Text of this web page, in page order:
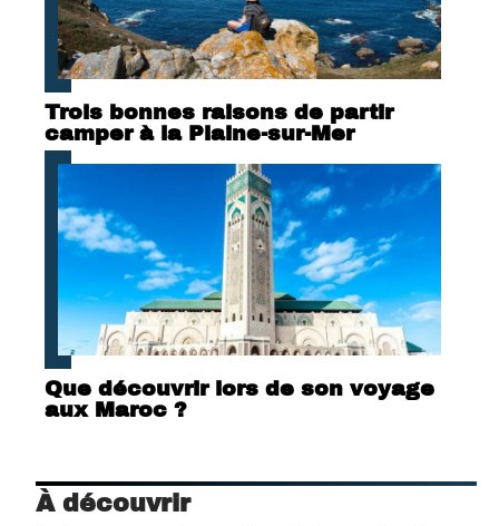
Trois bonnes raisons de partir
camper à la Plaine-sur-Mer
Que découvrir lors de son voyage
aux Maroc ?
À découvrir